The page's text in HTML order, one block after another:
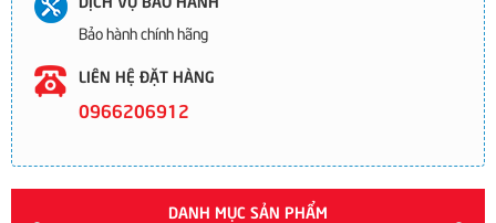
Bảo hành chính hãng
LIÊN HỆ ĐẶT HÀNG
0966206912
DANH MỤC SẢN PHẨM